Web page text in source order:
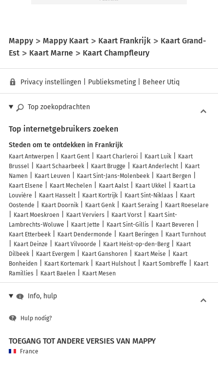
Mappy Mappy Kaart Kaart Frankrijk
Kaart Grand-
Est
Kaart Marne Kaart Champfleury
Privacy instellingen Publieksmeting| Beheer Utiq
Top zoekopdrachten
Top internetgebruikers zoeken
Steden om te ontdekken in Frankrijk
Kaart Antwerpen Kaart Gent Kaart Charleroi Kaart Luik
Kaart
Brussel
Kaart Schaarbeek Kaart Brugge Kaart Anderlecht
Kaart
Namen
Kaart Leuven Kaart Sint-Jans-Molenbeek
Kaart Bergen
Kaart Elsene
Kaart Mechelen Kaart Aalst Kaart Ukkel
Kaart La
Louvière
Kaart Hasselt Kaart Kortrijk Kaart Sint-Niklaas
Kaart
Oostende
Kaart Doornik Kaart Genk Kaart Seraing
Kaart Roeselare
Kaart Moeskroen
Kaart Verviers Kaart Vorst
Kaart Sint-
Lambrechts-Woluwe
Kaart Jette Kaart Sint-Gillis
Kaart Beveren
Kaart Etterbeek
Kaart Dendermonde Kaart Beringen
Kaart Turnhout
Kaart Deinze
Kaart Vilvoorde Kaart Heist-op-den-Berg
Kaart
Dilbeek
Kaart Evergem Kaart Ganshoren Kaart Meise
Kaart
Bonheiden
Kaart Kortemark Kaart Hulshout Kaart Sombreffe
Kaart
Ramillies
Kaart Baelen Kaart Mesen
Info, hulp
Hulp nodig?
TOEGANG TOT ANDERE VERSIES VAN MAPPY
France